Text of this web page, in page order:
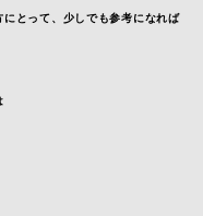
にとって、少しでも参考になれば